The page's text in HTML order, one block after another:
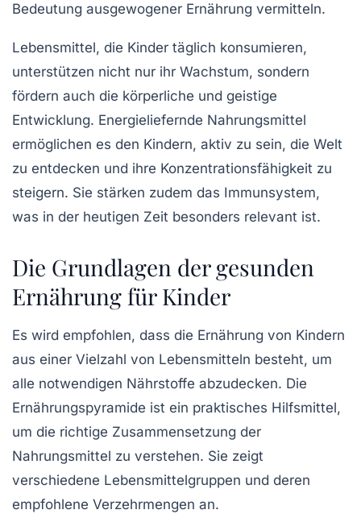
Bedeutung ausgewogener Ernährung vermitteln.
Lebensmittel, die Kinder täglich konsumieren,
unterstützen nicht nur ihr Wachstum, sondern
fördern auch die körperliche und geistige
Entwicklung. Energieliefernde Nahrungsmittel
ermöglichen es den Kindern, aktiv zu sein, die Welt
zu entdecken und ihre Konzentrationsfähigkeit zu
steigern. Sie stärken zudem das Immunsystem,
was in der heutigen Zeit besonders relevant ist.
Die Grundlagen der gesunden
Ernährung für Kinder
Es wird empfohlen, dass die Ernährung von Kindern
aus einer Vielzahl von Lebensmitteln besteht, um
alle notwendigen Nährstoffe abzudecken. Die
Ernährungspyramide ist ein praktisches Hilfsmittel,
um die richtige Zusammensetzung der
Nahrungsmittel zu verstehen. Sie zeigt
verschiedene Lebensmittelgruppen und deren
empfohlene Verzehrmengen an.